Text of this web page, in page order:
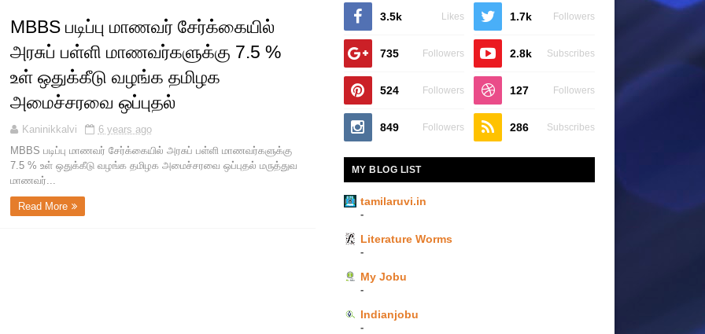
MBBS படிப்பு மாணவர் சேர்க்கையில்
அரசுப் பள்ளி மாணவர்களுக்கு 7.5 %
உள் ஒதுக்கீடு வழங்க தமிழக
அமைச்சரவை ஒப்புதல்
Kaninikkalvi
6 years ago
MBBS படிப்பு மாணவர் சேர்க்கையில் அரசுப் பள்ளி மாணவர்களுக்கு
7.5 % உள் ஒதுக்கீடு வழங்க தமிழக அமைச்சரவை ஒப்புதல் மருத்துவ
மாணவர்...
Read More
3.5k Likes 1.7k Followers
735 Followers 2.8k Subscribes
524 Followers 127 Followers
849 Followers 286 Subscribes
MY BLOG LIST
tamilaruvi.in
-
Literature Worms
-
My Jobu
-
Indianjobu
-